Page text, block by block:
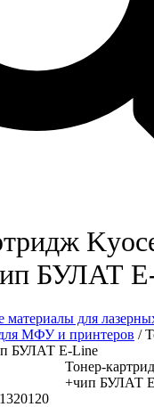
БУЛАТ
материалы для
МФУ и принтеров /
БУЛАТ Е-Line
Тонер-
+чип БУЛАТ